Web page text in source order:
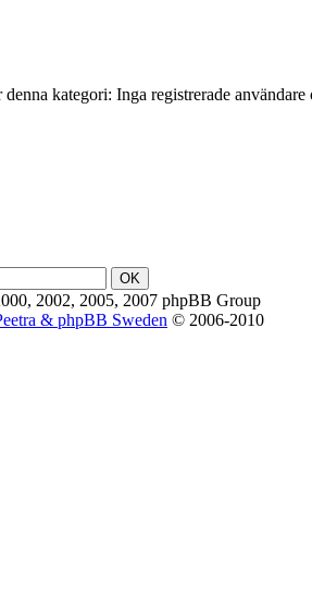
kategori: Inga registrerade användare
2002, 2005, 2007 phpBB Group
& phpBB Sweden © 2006-2010